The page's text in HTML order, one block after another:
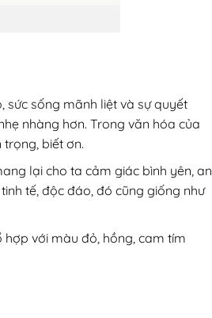
sức sống mãnh liệt và sự quyết
nhàng hơn. Trong văn hóa của
biết ơn.
lại cho ta cảm giác bình yên, an
tế, độc đáo, đó cũng giống như
hợp với màu đỏ, hồng, cam tím